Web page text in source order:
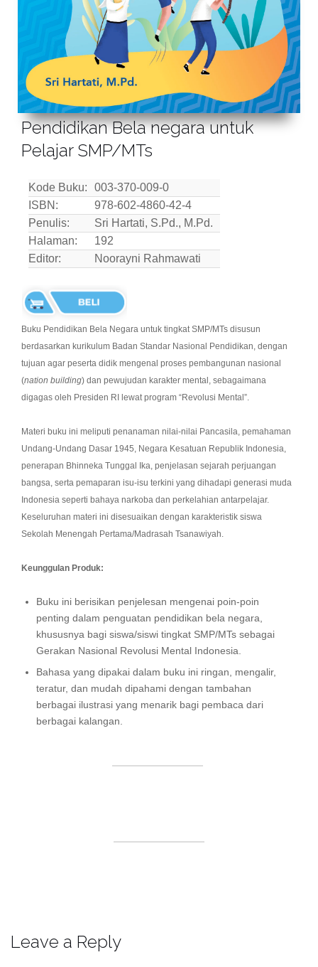
Pendidikan Bela negara untuk
Pelajar SMP/MTs
Kode Buku:
003-370-009-0
ISBN:
978-602-4860-42-4
Penulis:
Sri Hartati, S.Pd., M.Pd.
Halaman:
192
Editor:
Noorayni Rahmawati
Buku Pendidikan Bela Negara untuk tingkat SMP/MTs disusun
berdasarkan kurikulum Badan Standar Nasional Pendidikan, dengan
tujuan agar peserta didik mengenal proses pembangunan nasional
(nation building) dan pewujudan karakter mental, sebagaimana
digagas oleh Presiden RI lewat program “Revolusi Mental”.
Materi buku ini meliputi penanaman nilai-nilai Pancasila, pemahaman
Undang-Undang Dasar 1945, Negara Kesatuan Republik Indonesia,
penerapan Bhinneka Tunggal Ika, penjelasan sejarah perjuangan
bangsa, serta pemaparan isu-isu terkini yang dihadapi generasi muda
Indonesia seperti bahaya narkoba dan perkelahian antarpelajar.
Keseluruhan materi ini disesuaikan dengan karakteristik siswa
Sekolah Menengah Pertama/Madrasah Tsanawiyah.
Keunggulan Produk:
Buku ini berisikan penjelesan mengenai poin-poin
penting dalam penguatan pendidikan bela negara,
khususnya bagi siswa/siswi tingkat SMP/MTs sebagai
Gerakan Nasional Revolusi Mental Indonesia.
Bahasa yang dipakai dalam buku ini ringan, mengalir,
teratur, dan mudah dipahami dengan tambahan
berbagai ilustrasi yang menarik bagi pembaca dari
berbagai kalangan.
Leave a Reply